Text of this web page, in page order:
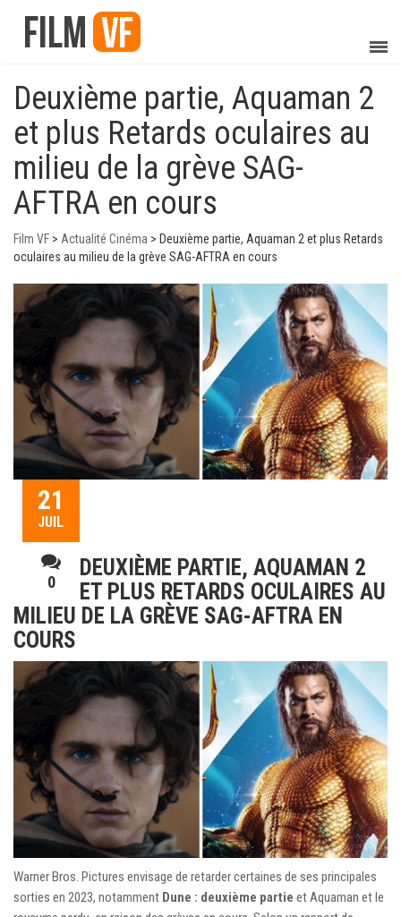
Deuxième partie, Aquaman 2
et plus Retards oculaires au
milieu de la grève SAG-
AFTRA en cours
Film VF > Actualité Cinéma > Deuxième partie, Aquaman 2 et plus Retards
oculaires au milieu de la grève SAG-AFTRA en cours
21
JUIL
0
DEUXIÈME PARTIE, AQUAMAN 2
ET PLUS RETARDS OCULAIRES AU
MILIEU DE LA GRÈVE SAG-AFTRA EN
COURS
Warner Bros. Pictures envisage de retarder certaines de ses principales
sorties en 2023, notamment Dune : deuxième partie et Aquaman et le